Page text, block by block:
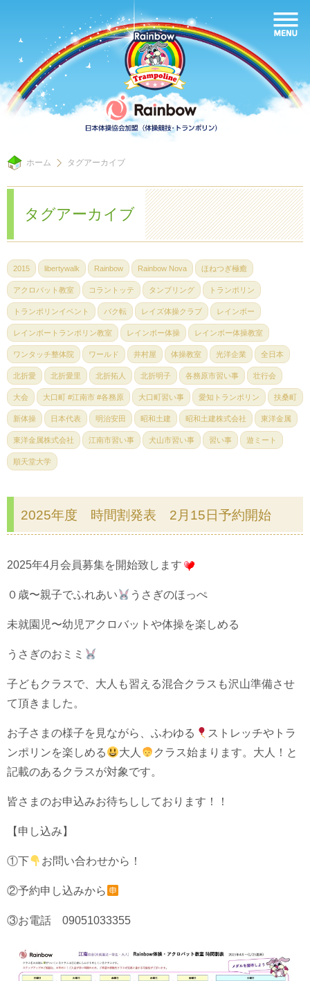
ホーム タグアーカイブ
タグアーカイブ
2015 libertywalk Rainbow Rainbow Nova ほねつぎ極癒
アクロバット教室 コラントッテ タンブリング トランポリン
トランポリンイベント バク転 レイズ体操クラブ レインボー
レインボートランポリン教室 レインボー体操 レインボー体操教室
ワンタッチ整体院 ワールド 井村屋 体操教室 光洋企業 全日本
北折愛 北折愛里 北折拓人 北折明子 各務原市習い事 壮行会
大会 大口町 #江南市 #各務原 大口町習い事 愛知トランポリン 扶桑町
新体操 日本代表 明治安田 昭和土建 昭和土建株式会社 東洋金属
東洋金属株式会社 江南市習い事 犬山市習い事 習い事 遊ミート
順天堂大学
2025年度 時間割発表 2月15日予約開始
2025年4月会員募集を開始致します
０歳〜親子でふれあい うさぎのほっぺ
未就園児〜幼児アクロバットや体操を楽しめる
うさぎのおミミ
子どもクラスで、大人も習える混合クラスも沢山準備させ
て頂きました。
お子さまの様子を見ながら、ふわゆる
ストレッチやトラ
ンポリンを楽しめる
大人
クラス始まります。大人！と
記載のあるクラスが対象です。
皆さまのお申込みお待ちししております！！
【申し込み】
①下 お問い合わせから！
②予約申し込みから
③お電話 09051033355